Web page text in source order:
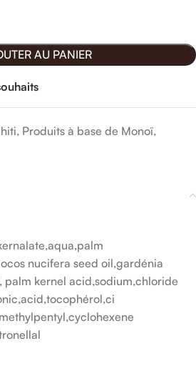
AU PANIER
, Produits à base de Monoï,
nucifera seed oil,gardénia
palm kernel acid,sodium,chloride